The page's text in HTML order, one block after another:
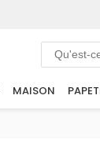
MAISON